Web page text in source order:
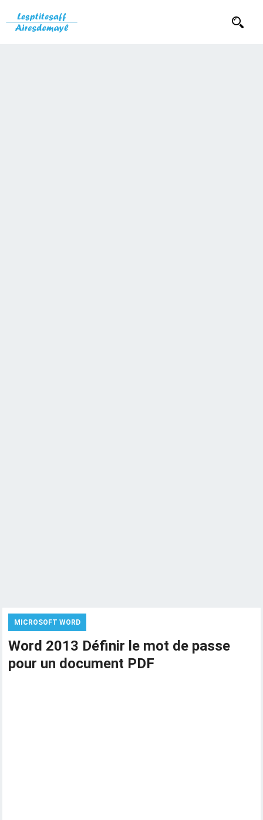
MICROSOFT WORD
Word 2013 Définir le mot de passe
pour un document PDF